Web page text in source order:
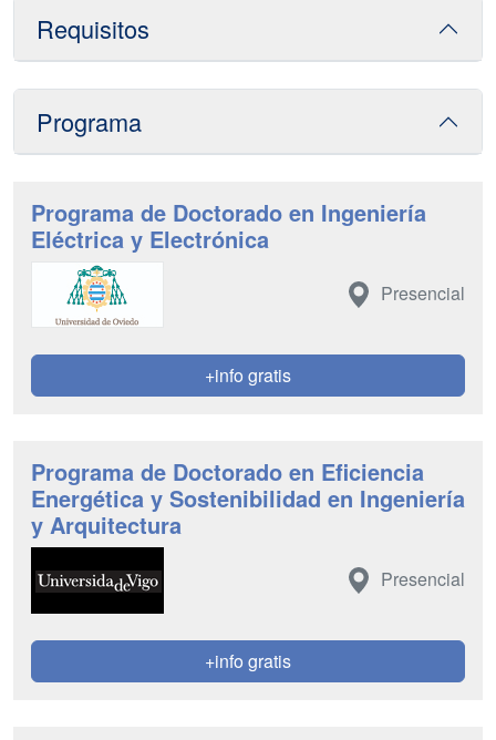
Requisitos
Programa
Programa de Doctorado en Ingeniería
Eléctrica y Electrónica
Presencial
+info gratis
Programa de Doctorado en Eficiencia
Energética y Sostenibilidad en Ingeniería
y Arquitectura
Presencial
+info gratis